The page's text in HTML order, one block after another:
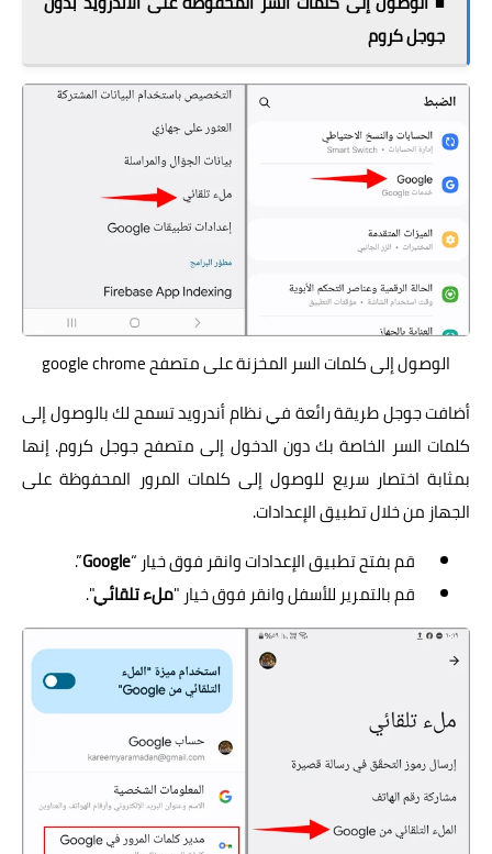
جوجل كروم
الوصول إلى كلمات السر المخزنة على متصفح google chrome
أضافت جوجل طريقة رائعة في نظام أندرويد تسمح لك بالوصول إلى
كلمات السر الخاصة بك دون الدخول إلى متصفح جوجل كروم. إنها
بمثابة اختصار سريع للوصول إلى كلمات المرور المحفوظة على
الجهاز من خلال تطبيق الإعدادات.
قم بفتح تطبيق الإعدادات وانقر فوق خيار “Google
”.
قم بالتمرير للأسفل وانقر فوق خيار "ملء تلقائي".